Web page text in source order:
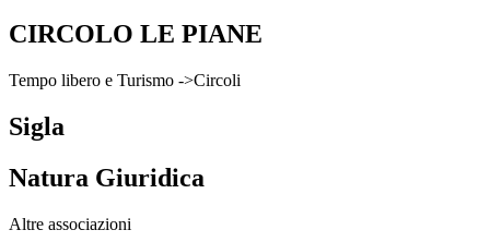
CIRCOLO LE PIANE
Tempo libero e Turismo ->Circoli
Sigla
Natura Giuridica
Altre associazioni